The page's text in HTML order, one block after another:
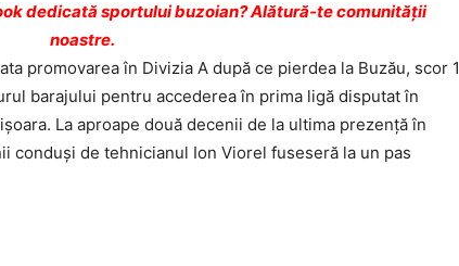
dedicată sportului buzoian? Alătură-te comunității
noastre.
promovarea în Divizia A după ce pierdea la Buzău, scor 1
barajului pentru accederea în prima ligă disputat în
La aproape două decenii de la ultima prezenţă în
conduşi de tehnicianul Ion Viorel fuseseră la un pas